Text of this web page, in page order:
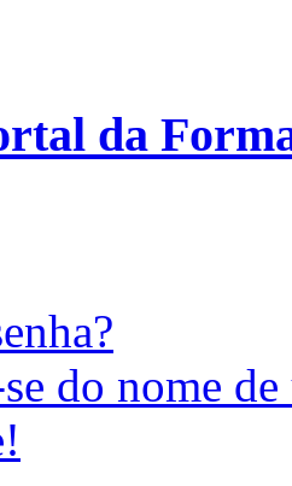
da
do nome